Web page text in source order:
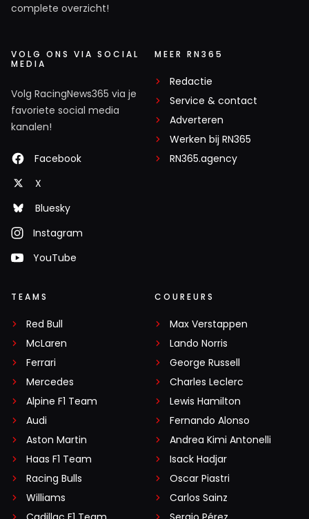
complete overzicht!
VOLG ONS VIA SOCIAL
MEDIA
Volg RacingNews365 via je
favoriete social media
kanalen!
Facebook
X
Bluesky
Instagram
YouTube
MEER RN365
Redactie
Service & contact
Adverteren
Werken bij RN365
RN365.agency
TEAMS
Red Bull
McLaren
Ferrari
Mercedes
Alpine F1 Team
Audi
Aston Martin
Haas F1 Team
Racing Bulls
Williams
COUREURS
Max Verstappen
Lando Norris
George Russell
Charles Leclerc
Lewis Hamilton
Fernando Alonso
Andrea Kimi Antonelli
Isack Hadjar
Oscar Piastri
Carlos Sainz